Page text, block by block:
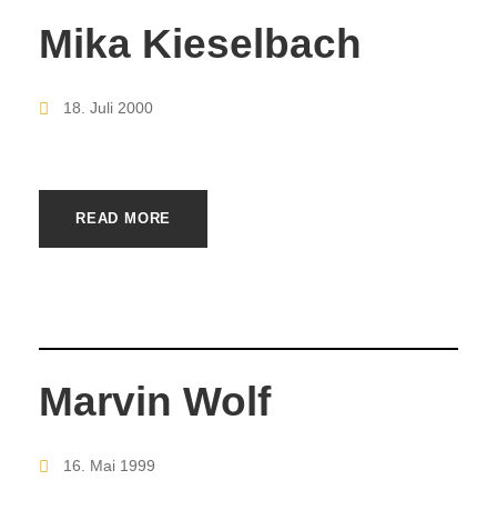
Mika Kieselbach
18. Juli 2000
READ MORE
Marvin Wolf
16. Mai 1999